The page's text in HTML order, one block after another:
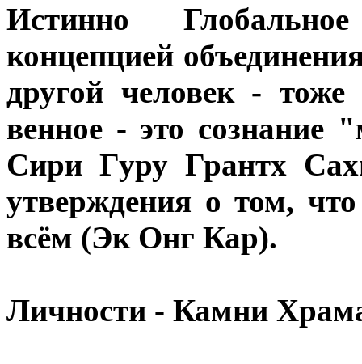
Истинно
концепцией
другой человек -
венное - это сознание
Сири Гуру Грантх
утверждения о том,
всём (Эк Онг Кар).
Личности - Камни